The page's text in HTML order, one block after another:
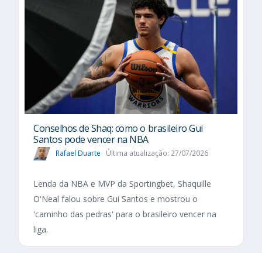
Conselhos de Shaq: como o brasileiro Gui
Santos pode vencer na NBA
Rafael Duarte Última atualização: 27/07/2026
Lenda da NBA e MVP da Sportingbet, Shaquille
O'Neal falou sobre Gui Santos e mostrou o
'caminho das pedras' para o brasileiro vencer na
liga.